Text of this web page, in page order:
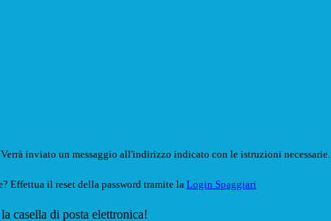
Verrà inviato un messaggio all'indirizzo indicato con le istruzioni necessarie.
Effettua il reset della password tramite la Login Spaggiari
casella di posta elettronica!